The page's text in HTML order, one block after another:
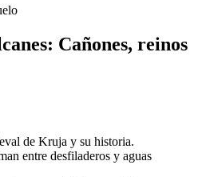
Cañones, reinos
de Kruja y su historia.
entre desfiladeros y aguas